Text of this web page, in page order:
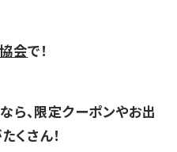
会で！
ら、限定クーポンやお出
くさん！